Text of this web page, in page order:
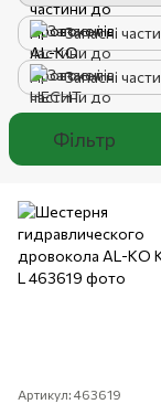
Запасні
Запасні
Фільтр
Артикул: 463619